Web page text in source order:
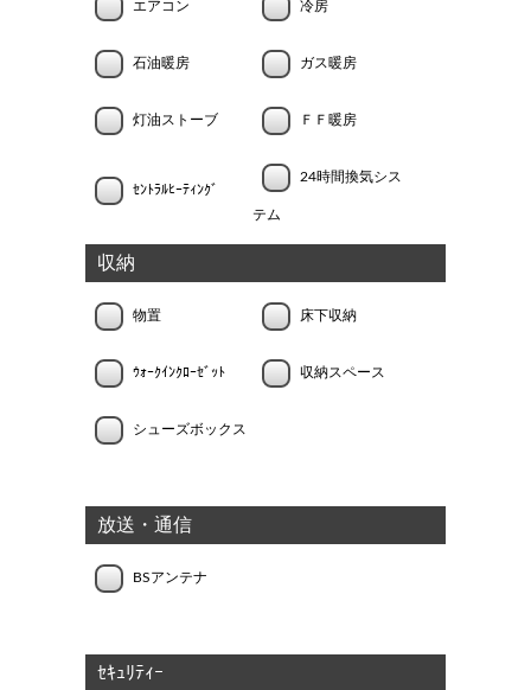
エアコン 冷房
石油暖房 ガス暖房
灯油ストーブ ＦＦ暖房
ｾﾝﾄﾗﾙﾋｰﾃｨﾝｸﾞ
24時間換気シス
テム
収納
物置 床下収納
ｳｫｰｸｲﾝｸﾛｰｾﾞｯﾄ 収納スペース
シューズボックス
放送・通信
BSアンテナ
ｾｷｭﾘﾃｨｰ